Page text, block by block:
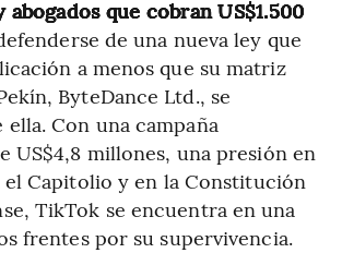
que cobran US$1.500
de una nueva ley que
a menos que su matriz
ByteDance Ltd., se
ella. Con una campaña
US$4,8 millones, una presión en
el Capitolio y en la Constitución
TikTok se encuentra en una
frentes por su supervivencia.